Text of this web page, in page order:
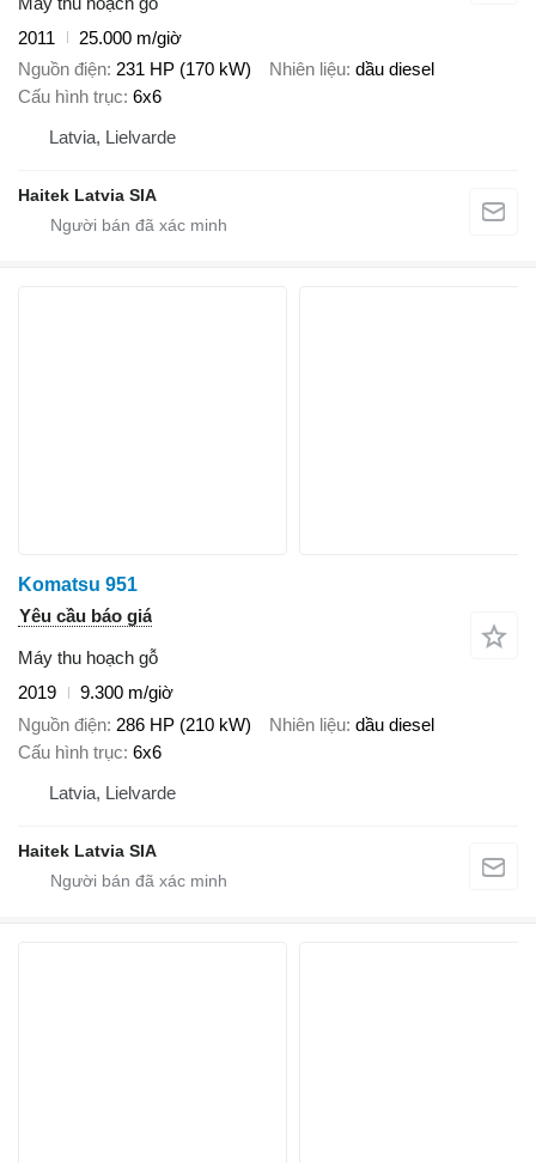
2011
25.000 m/giờ
Nguồn điện 231 HP (170 kW) Nhiên liệu dầu diesel
Cấu hình trục 6x6
Latvia, Lielvarde
Haitek Latvia SIA
Komatsu 951
Yêu cầu báo giá
Máy thu hoạch gỗ
2019
9.300 m/giờ
Nguồn điện 286 HP (210 kW) Nhiên liệu dầu diesel
Cấu hình trục 6x6
Latvia, Lielvarde
Haitek Latvia SIA